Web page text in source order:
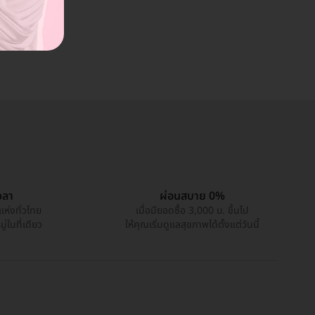
า
งทั่วไทย
ในที่เดียว
ผ่อนสบาย 0%
เมื่อมียอดซื้อ 3,000 บ. ขึ้นไป
ให้คุณเริ่มดูแลสุขภาพได้ตั้งแต่วันนี้